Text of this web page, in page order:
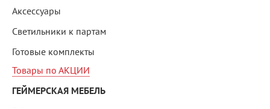
Аксессуары
Светильники к партам
Готовые комплекты
Товары по АКЦИИ
ГЕЙМЕРСКАЯ МЕБЕЛЬ